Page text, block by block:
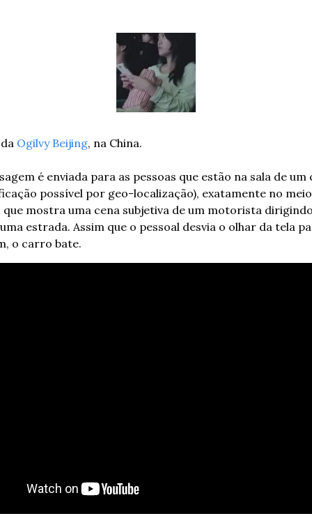
Ogilvy Beijing, na China.
é enviada para as pessoas que estão na sala de um
que mostra uma cena subjetiva de um motorista
estrada. Assim que o pessoal desvia o olhar da tela
o carro bate.